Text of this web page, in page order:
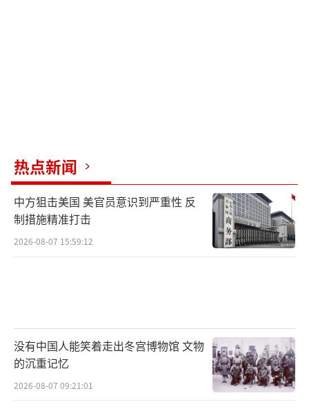
热点新闻
中方狙击美国 美官员意识到严重性 反
制措施精准打击
2026-08-07 15:59:12
没有中国人能笑着走出冬宫博物馆 文物
的沉重记忆
2026-08-07 09:21:01